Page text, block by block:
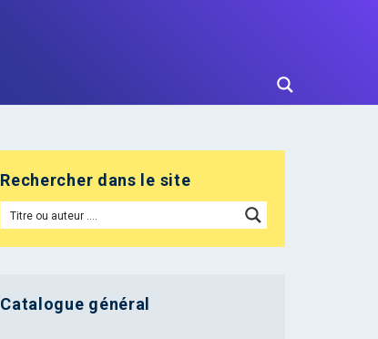
Rechercher dans le site
Catalogue général